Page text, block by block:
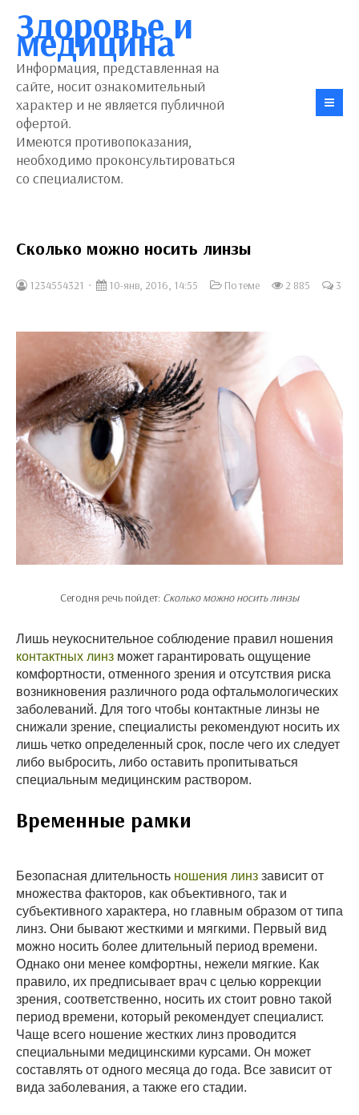
Здоровье и
медицина
Информация, представленная на
сайте, носит ознакомительный
характер и не является публичной
офертой.
Имеются противопоказания,
необходимо проконсультироваться
со специалистом.
Сколько можно носить линзы
1234554321 10-янв, 2016, 14:55 По теме 2 885 3
Сегодня речь пойдет: Сколько можно носить линзы
Лишь неукоснительное соблюдение правил ношения
контактных линз может гарантировать ощущение
комфортности, отменного зрения и отсутствия риска
возникновения различного рода офтальмологических
заболеваний. Для того чтобы контактные линзы не
снижали зрение, специалисты рекомендуют носить их
лишь четко определенный срок, после чего их следует
либо выбросить, либо оставить пропитываться
специальным медицинским раствором.
Временные рамки
Безопасная длительность ношения линз зависит от
множества факторов, как объективного, так и
субъективного характера, но главным образом от типа
линз. Они бывают жесткими и мягкими. Первый вид
можно носить более длительный период времени.
Однако они менее комфортны, нежели мягкие. Как
правило, их предписывает врач с целью коррекции
зрения, соответственно, носить их стоит ровно такой
период времени, который рекомендует специалист.
Чаще всего ношение жестких линз проводится
специальными медицинскими курсами. Он может
составлять от одного месяца до года. Все зависит от
вида заболевания, а также его стадии.